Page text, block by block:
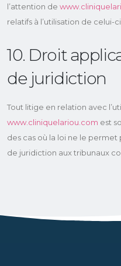
l’attention de
relatifs à l’utilisation de celui-
10. Droit
de juridiction
Tout litige en relation avec
www.cliniquelariou.com est
des cas où la loi ne le permet
de juridiction aux tribunaux